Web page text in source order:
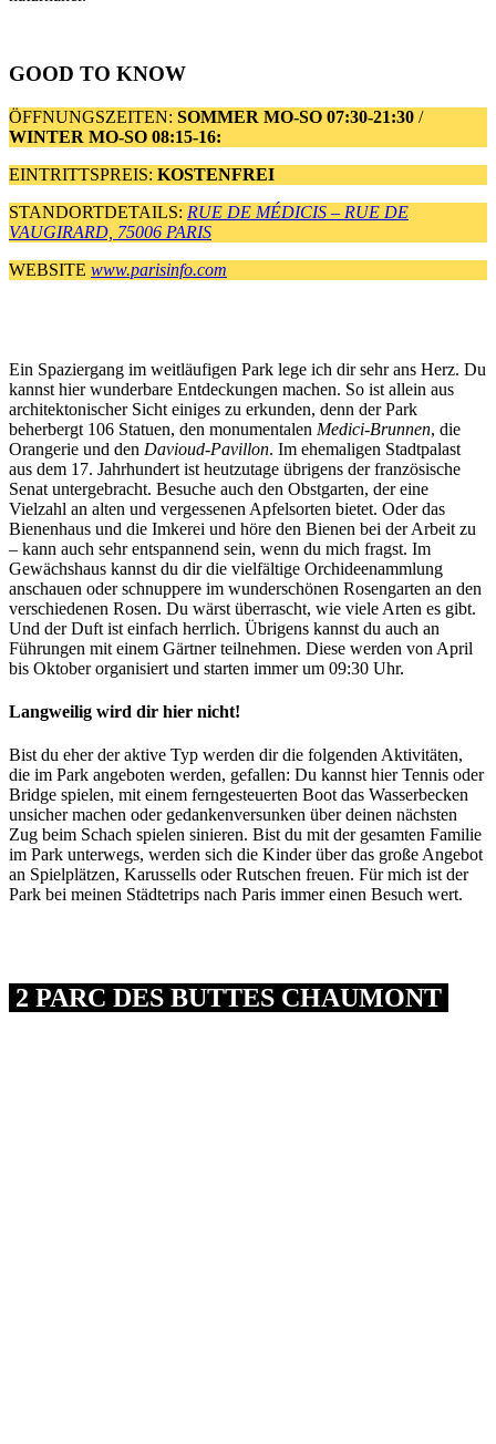
GOOD TO KNOW
ÖFFNUNGSZEITEN: SOMMER MO-SO 07:30-21:30 /
WINTER MO-SO 08:15-16:
EINTRITTSPREIS: KOSTENFREI
STANDORTDETAILS: RUE DE MÉDICIS – RUE DE
VAUGIRARD, 75006 PARIS
WEBSITE www.parisinfo.com
Ein Spaziergang im weitläufigen Park lege ich dir sehr ans Herz. Du
kannst hier wunderbare Entdeckungen machen. So ist allein aus
architektonischer Sicht einiges zu erkunden, denn der Park
beherbergt 106 Statuen, den monumentalen Medici-Brunnen, die
Orangerie und den Davioud-Pavillon. Im ehemaligen Stadtpalast
aus dem 17. Jahrhundert ist heutzutage übrigens der französische
Senat untergebracht. Besuche auch den Obstgarten, der eine
Vielzahl an alten und vergessenen Apfelsorten bietet. Oder das
Bienenhaus und die Imkerei und höre den Bienen bei der Arbeit zu
– kann auch sehr entspannend sein, wenn du mich fragst. Im
Gewächshaus kannst du dir die vielfältige Orchideenammlung
anschauen oder schnuppere im wunderschönen Rosengarten an den
verschiedenen Rosen. Du wärst überrascht, wie viele Arten es gibt.
Und der Duft ist einfach herrlich. Übrigens kannst du auch an
Führungen mit einem Gärtner teilnehmen. Diese werden von April
bis Oktober organisiert und starten immer um 09:30 Uhr.
Langweilig wird dir hier nicht!
Bist du eher der aktive Typ werden dir die folgenden Aktivitäten,
die im Park angeboten werden, gefallen: Du kannst hier Tennis oder
Bridge spielen, mit einem ferngesteuerten Boot das Wasserbecken
unsicher machen oder gedankenversunken über deinen nächsten
Zug beim Schach spielen sinieren. Bist du mit der gesamten Familie
im Park unterwegs, werden sich die Kinder über das große Angebot
an Spielplätzen, Karussells oder Rutschen freuen. Für mich ist der
Park bei meinen Städtetrips nach Paris immer einen Besuch wert.
2 PARC DES BUTTES CHAUMONT